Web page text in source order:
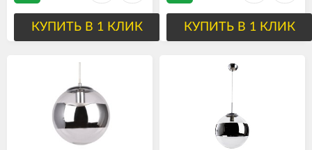
КУПИТЬ В 1 КЛИК КУПИТЬ В 1 КЛИК